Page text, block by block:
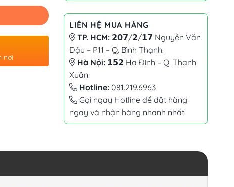
nơi
LIÊN HỆ MUA HÀNG
TP. HCM: 𝟮𝟬𝟳/𝟮/𝟭𝟳 Nguyễn Văn
Đậu – P11 – Q. Bình Thạnh.
Hà Nội: 𝟭𝟱𝟮 Hạ Đình – Q. Thanh
Xuân.
Hotline: 081.219.6963
Gọi ngay Hotline để đặt hàng
ngay và nhận hàng nhanh nhất.